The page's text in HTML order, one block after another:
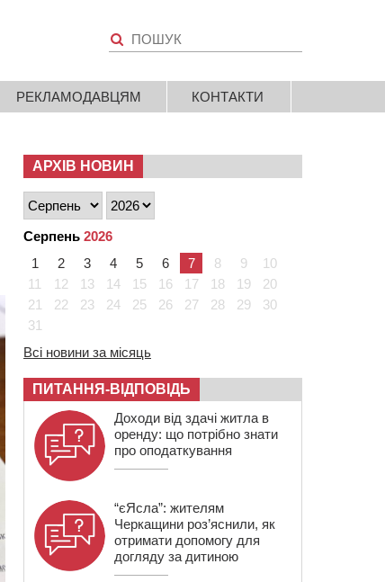
РЕКЛАМОДАВЦЯМ КОНТАКТИ
АРХІВ НОВИН
Серпень 2026
1
2 3 4 5 6 7 8 9
10
11
12 13 14 15 16 17 18 19
20
21
22 23 24 25 26 27 28 29
30
31
Всі новини за місяць
ПИТАННЯ-ВІДПОВІДЬ
Доходи від здачі житла в
оренду: що потрібно знати
про оподаткування
“єЯсла”: жителям
Черкащини роз’яснили, як
отримати допомогу для
догляду за дитиною